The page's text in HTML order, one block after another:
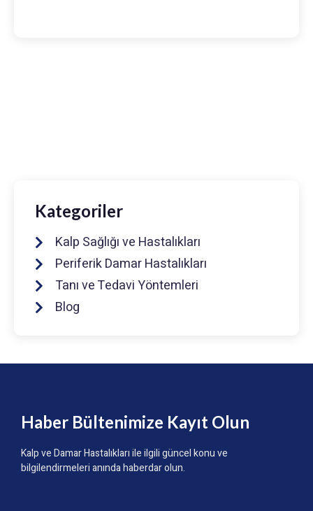
Kategoriler
Kalp Sağlığı ve Hastalıkları
Periferik Damar Hastalıkları
Tanı ve Tedavi Yöntemleri
Blog
Haber Bültenimize Kayıt Olun
Kalp ve Damar Hastalıkları ile ilgili güncel konu ve
bilgilendirmeleri anında haberdar olun.